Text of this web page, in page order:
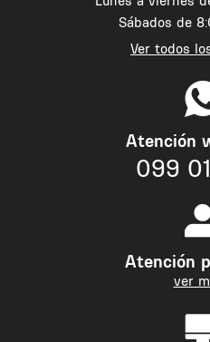
Sábados de
Ver todos
Atención
099
Atención
ver